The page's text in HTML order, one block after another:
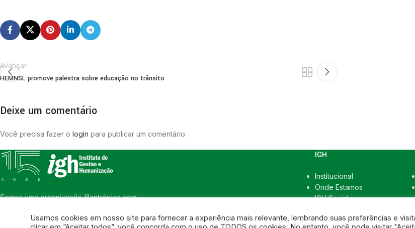
Avançar
HEMNSL promove palestra sobre educação no trânsito
Deixe um comentário
Você precisa fazer o login para publicar um comentário.
Somos uma organização filantrópica com
gestão de pessoas e gestão de recursos
IGH
Institucional
Onde Estamos
IGH Social
Usamos cookies em nosso site para fornecer a experiência mais relevante, lembrando suas preferências e